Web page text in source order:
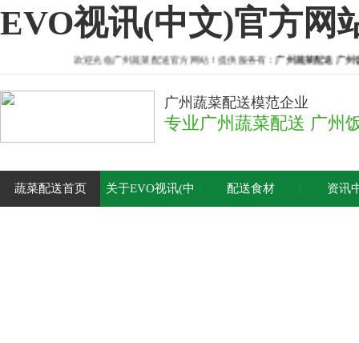
EVO视讯(中文)官方网
欢迎光临广州蔬菜配送官方网站！提供服务有：广州蔬菜配送 广州饭
广州蔬菜配送模范企业
专业广州蔬菜配送 广州
蔬菜配送首页 关于EVO视讯(中 配送食材 资讯